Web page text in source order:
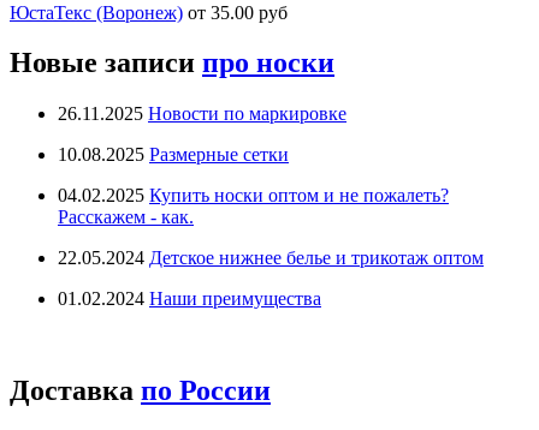
ЮстаТекс (Воронеж) от 35.00 руб
Новые записи про носки
26.11.2025 Новости по маркировке
10.08.2025 Размерные сетки
04.02.2025 Купить носки оптом и не пожалеть?
Расскажем - как.
22.05.2024 Детское нижнее белье и трикотаж оптом
01.02.2024 Наши преимущества
Доставка по России